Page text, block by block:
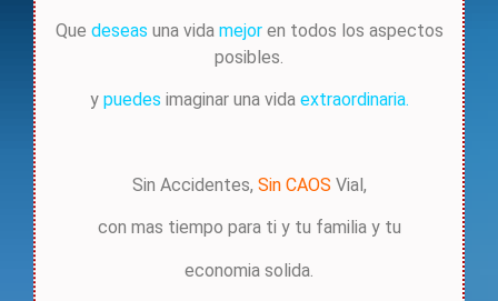
Que deseas una vida mejoren todos los aspectos
posibles.
y puedes imaginar una vida extraordinaria.
Sin Accidentes, Sin CAOS Vial,
con mas tiempo para ti y tu familia y tu
economia solida.